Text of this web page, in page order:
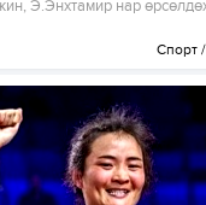
Э.Энхтамир нар
Спорт